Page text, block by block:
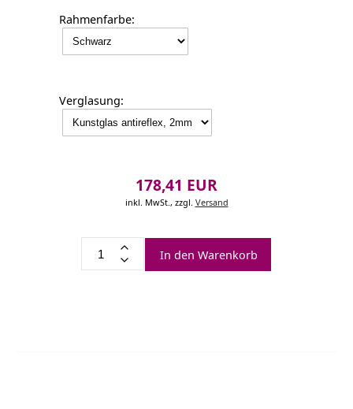
Rahmenfarbe:
Verglasung:
178,41 EUR
inkl. MwSt., zzgl. Versand
In den Warenkorb